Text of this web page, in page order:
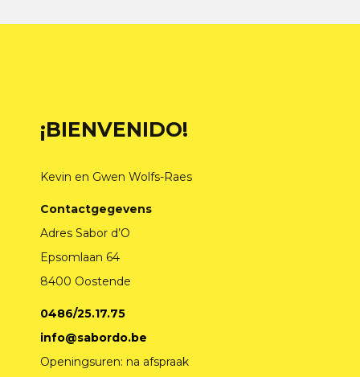
¡BIENVENIDO!
Kevin en Gwen Wolfs-Raes
Contactgegevens
Adres Sabor d’O
Epsomlaan 64
8400 Oostende
0486/25.17.75
info@sabordo.be
Openingsuren: na afspraak